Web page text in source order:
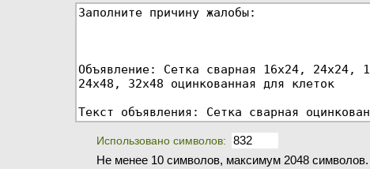
Использовано символов:
Не менее 10 символов, максимум 2048 символов.